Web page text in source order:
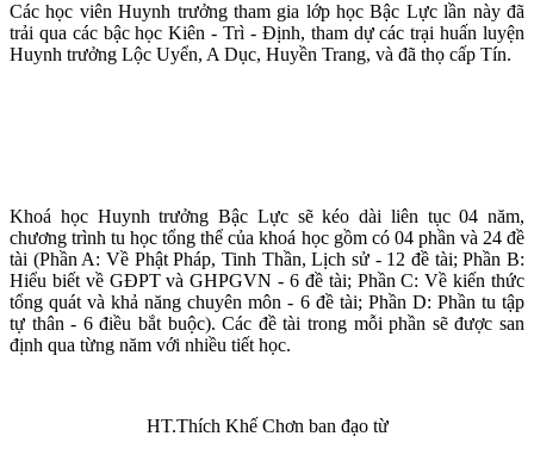
Các học viên Huynh trưởng tham gia lớp học Bậc Lực lần này đã
trải qua các bậc học Kiên - Trì - Định, tham dự các trại huấn luyện
Huynh trưởng Lộc Uyển, A Dục, Huyền Trang, và đã thọ cấp Tín.
Khoá học Huynh trưởng Bậc Lực sẽ kéo dài liên tục 04 năm,
chương trình tu học tổng thể của khoá học gồm có 04 phần và 24 đề
tài (Phần A: Về Phật Pháp, Tinh Thần, Lịch sử - 12 đề tài; Phần B:
Hiểu biết về GĐPT và GHPGVN - 6 đề tài; Phần C: Về kiến thức
tổng quát và khả năng chuyên môn - 6 đề tài; Phần D: Phần tu tập
tự thân - 6 điều bắt buộc). Các đề tài trong mỗi phần sẽ được san
định qua từng năm với nhiều tiết học.
HT.Thích Khế Chơn ban đạo từ